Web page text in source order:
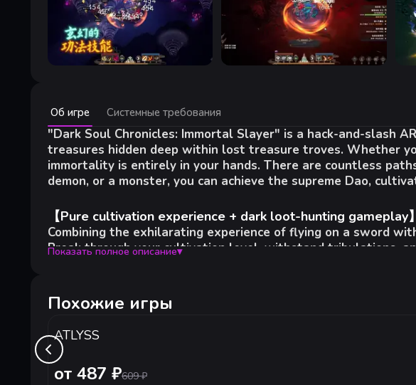
Об игре Системные требования
"Dark Soul Chronicles: Immortal Slayer" is a hack-and-slash
treasures hidden deep within lost treasure troves. Whether
immortality is entirely in your hands. There are countless
demon, or a monster, you can achieve the supreme Dao,
【Pure cultivation experience + dark loot-hunting gameplay】
Combining the exhilarating experience of flying on a sword
Break through your cultivation level, withstand tribulations,
A unique "Five Elements Mutual Generation" mechanism,
cultivation and treasure hunting, creating a treasure hunting
【Unlimited Attribute Development - Nine Dragons Plate】
More comprehensive attribute growth, more diverse skill
Показать полное описание▾
Минимальные:
Минимальные:
64-разрядные процессор и операционная система
ОС:Windows® 10 / 11 64-bit
Процессор:AMD Ryzen™ 3 1200 / Intel® Core™ i3-6100
Оперативная память:
4 GB ОЗУ
Видеокарта: AMD Radeon™ RX 460 / NVIDIA® GeForce® GTX 750
Сеть:Широкополосное подключение к интернету
Место на диске:3 GB
64-
ОС:
Сеть:
Место
Похожие игры
ATLYSS
от 487 ₽609 ₽